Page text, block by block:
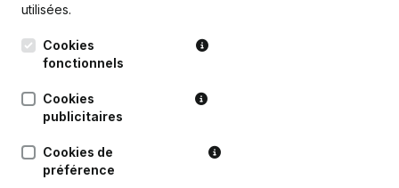
Succursale, etc...)
Questions fréquemment posées
utilisées.
Cookies
fonctionnels
Cookies
publicitaires
Cookies de
préférence